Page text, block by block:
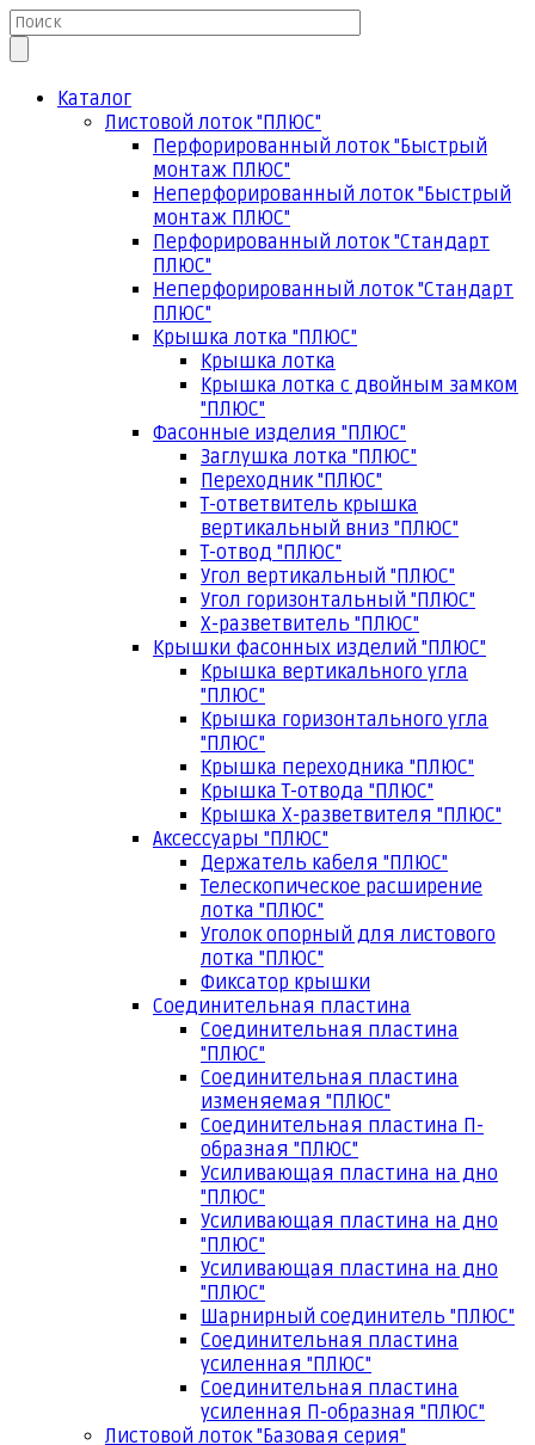
Каталог
Листовой лоток "ПЛЮС"
Перфорированный лоток "Быстрый
монтаж ПЛЮС"
Неперфорированный лоток "Быстрый
монтаж ПЛЮС"
Перфорированный лоток "Стандарт
ПЛЮС"
Неперфорированный лоток "Стандарт
ПЛЮС"
Крышка лотка "ПЛЮС"
Крышка лотка
Крышка лотка с двойным замком
"ПЛЮС"
Фасонные изделия "ПЛЮС"
Заглушка лотка "ПЛЮС"
Переходник "ПЛЮС"
Т-ответвитель крышка
вертикальный вниз "ПЛЮС"
Т-отвод "ПЛЮС"
Угол вертикальный "ПЛЮС"
Угол горизонтальный "ПЛЮС"
Х-разветвитель "ПЛЮС"
Крышки фасонных изделий "ПЛЮС"
Крышка вертикального угла
"ПЛЮС"
Крышка горизонтального угла
"ПЛЮС"
Крышка переходника "ПЛЮС"
Крышка Т-отвода "ПЛЮС"
Крышка Х-разветвителя "ПЛЮС"
Аксессуары "ПЛЮС"
Держатель кабеля "ПЛЮС"
Телескопическое расширение
лотка "ПЛЮС"
Уголок опорный для листового
лотка "ПЛЮС"
Фиксатор крышки
Соединительная пластина
Соединительная пластина
"ПЛЮС"
Соединительная пластина
изменяемая "ПЛЮС"
Соединительная пластина П-
образная "ПЛЮС"
Усиливающая пластина на дно
"ПЛЮС"
Усиливающая пластина на дно
"ПЛЮС"
Усиливающая пластина на дно
"ПЛЮС"
Шарнирный соединитель "ПЛЮС"
Соединительная пластина
усиленная "ПЛЮС"
Соединительная пластина
усиленная П-образная "ПЛЮС"
Листовой лоток "Базовая серия"